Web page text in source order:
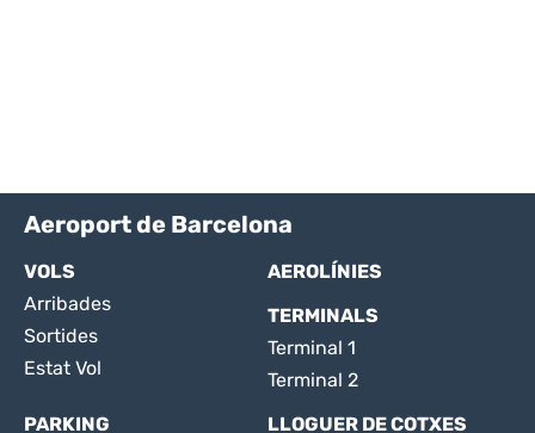
Aeroport de Barcelona
VOLS
Arribades
Sortides
Estat Vol
AEROLÍNIES
TERMINALS
Terminal 1
Terminal 2
PARKING
LLOGUER DE COTXES